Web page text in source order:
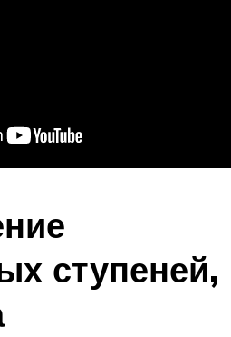
ступеней,